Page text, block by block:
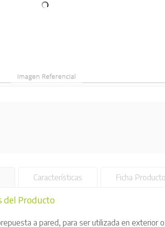
Características Ficha Producto
del Producto
a pared, para ser utilizada en exterior